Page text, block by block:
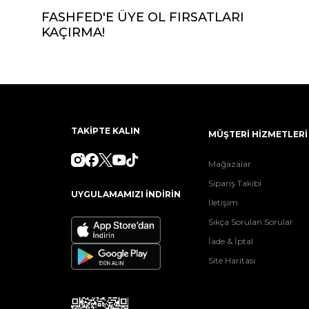
FASHFED'E ÜYE OL FIRSATLARI
KAÇIRMA!
TAKİPTE KALIN
UYGULAMAMIZI İNDİRİN
MÜŞTERİ HİZMETLERİ
Mağazalar
Sipariş Takibi
İletişim
Sıkça Sorulan Sorular
İade & İptal
Site Haritası